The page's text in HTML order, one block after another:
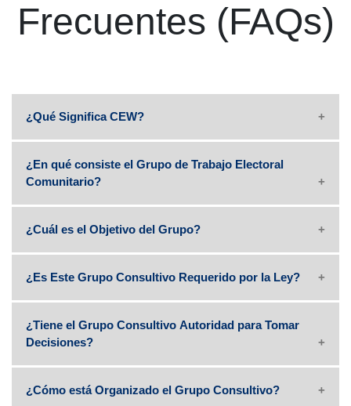
Frecuentes (FAQs)
¿Qué Significa CEW?
¿En qué consiste el Grupo de Trabajo Electoral
Comunitario?
¿Cuál es el Objetivo del Grupo?
¿Es Este Grupo Consultivo Requerido por la Ley?
¿Tiene el Grupo Consultivo Autoridad para Tomar
Decisiones?
¿Cómo está Organizado el Grupo Consultivo?